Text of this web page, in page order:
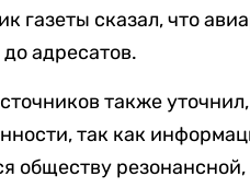
газеты сказал, что
адресатов.
также
так как
обществу